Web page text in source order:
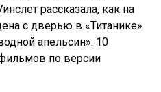
рассказала, как на
с дверью в «Титанике»
апельсин»: 10
по версии